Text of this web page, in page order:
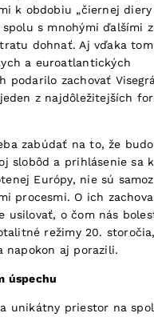
k obdobiu „čiernej diery
spolu s mnohými ďalšími
dohnať. Aj vďaka
a euroatlantických
podarilo zachovať
z najdôležitejších
zabúdať na to, že
slobôd a prihlásenie sa k
Európy, nie sú
procesmi. O ich
usilovať, o čom nás
režimy 20.
napokon aj porazili.
úspechu
unikátny priestor na